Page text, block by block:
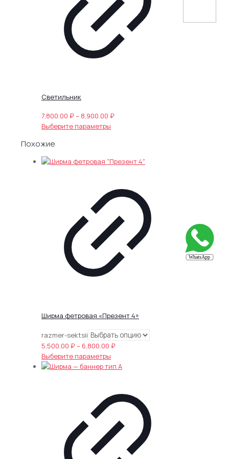
выбрать
на
странице
товара.
Светильник
7,800.00 ₽– 8,900.00 ₽Диапазон
Выберите параметры
вариаций.
можно
выбрать
странице
товара.
Похожие
Ширма фетровая «Презент 4»
razmer-sektsii
5,500.00 ₽– 6,800.00 ₽Диапазон
5,500.00 ₽
Выберите параметры
товар
вариаций.
Опции
выбрать
на
странице